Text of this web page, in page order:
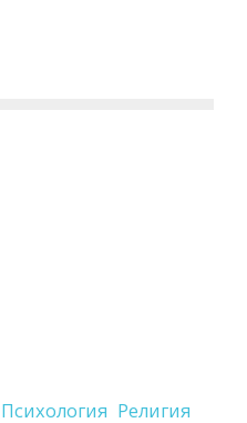
Психология Религия